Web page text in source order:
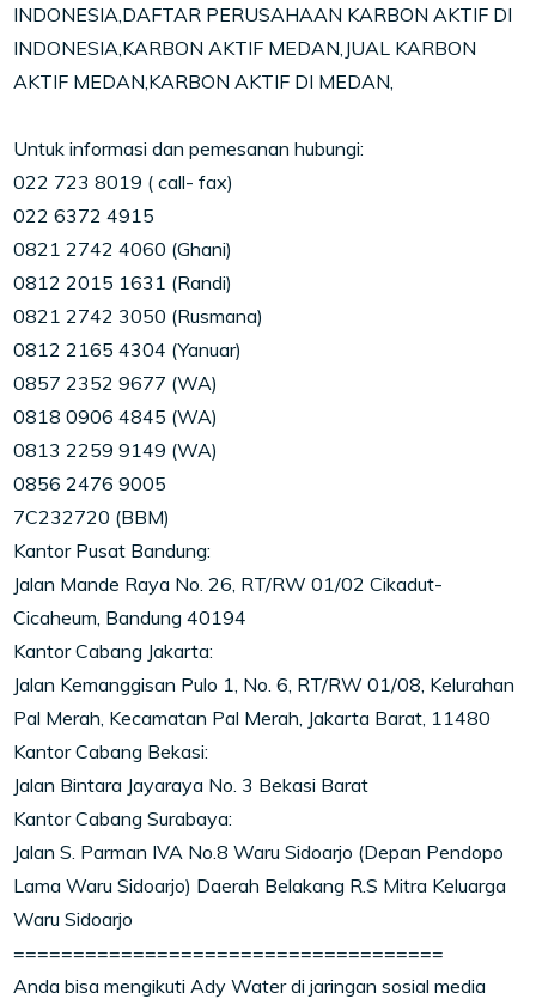
INDONESIA,DAFTAR PERUSAHAAN KARBON AKTIF DI
INDONESIA,KARBON AKTIF MEDAN,JUAL KARBON
AKTIF MEDAN,KARBON AKTIF DI MEDAN,
Untuk informasi dan pemesanan hubungi:
022 723 8019 ( call- fax)
022 6372 4915
0821 2742 4060 (Ghani)
0812 2015 1631 (Randi)
0821 2742 3050 (Rusmana)
0812 2165 4304 (Yanuar)
0857 2352 9677 (WA)
0818 0906 4845 (WA)
0813 2259 9149 (WA)
0856 2476 9005
7C232720 (BBM)
Kantor Pusat Bandung:
Jalan Mande Raya No. 26, RT/RW 01/02 Cikadut-
Cicaheum, Bandung 40194
Kantor Cabang Jakarta:
Jalan Kemanggisan Pulo 1, No. 6, RT/RW 01/08, Kelurahan
Pal Merah, Kecamatan Pal Merah, Jakarta Barat, 11480
Kantor Cabang Bekasi:
Jalan Bintara Jayaraya No. 3 Bekasi Barat
Kantor Cabang Surabaya:
Jalan S. Parman IVA No.8 Waru Sidoarjo (Depan Pendopo
Lama Waru Sidoarjo) Daerah Belakang R.S Mitra Keluarga
Waru Sidoarjo
====================================
Anda bisa mengikuti Ady Water di jaringan sosial media